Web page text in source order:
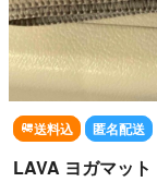
送料込 匿名配送
LAVA ヨガマット